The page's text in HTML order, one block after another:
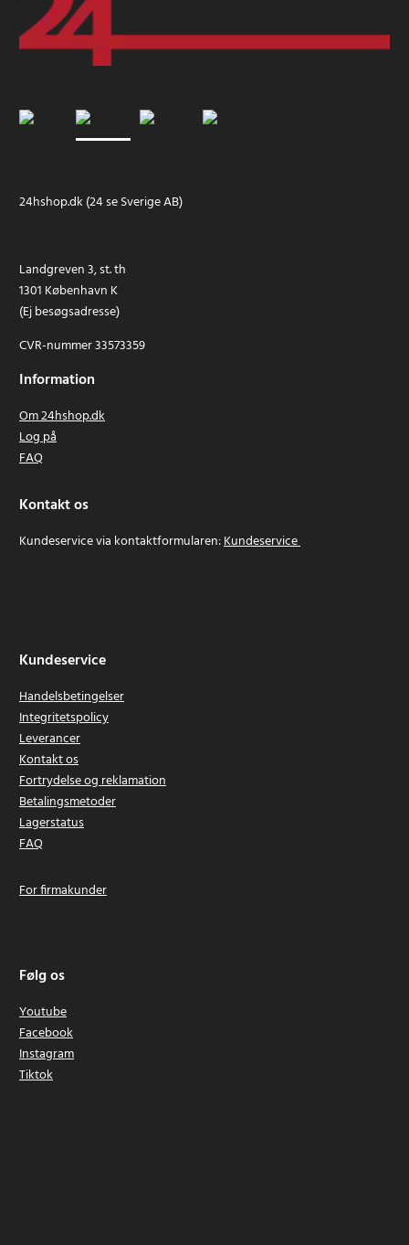
24hshop.dk (24 se Sverige AB)
Landgreven 3, st. th
1301 København K
(Ej besøgsadresse)
CVR-nummer 33573359
Information
Om 24hshop.dk
Log på
FAQ
Kontakt os
Kundeservice via kontaktformularen:Kundeservice
Kundeservice
Handelsbetingelser
Integritetspolicy
Leverancer
Kontakt os
Fortrydelse og reklamation
Betalingsmetoder
Lagerstatus
FAQ
For firmakunder
Følg os
Youtube
Facebook
Instagram
Tiktok